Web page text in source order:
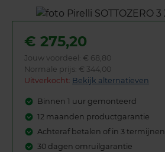
€ 275,20
Jouw voordeel: € 68,80
Normale prijs: € 344,00
Uitverkocht: Bekijk alternatieven
Binnen 1 uur gemonteerd
12 maanden productgarantie
Achteraf betalen of in 3 termijnen
30 dagen omruilgarantie